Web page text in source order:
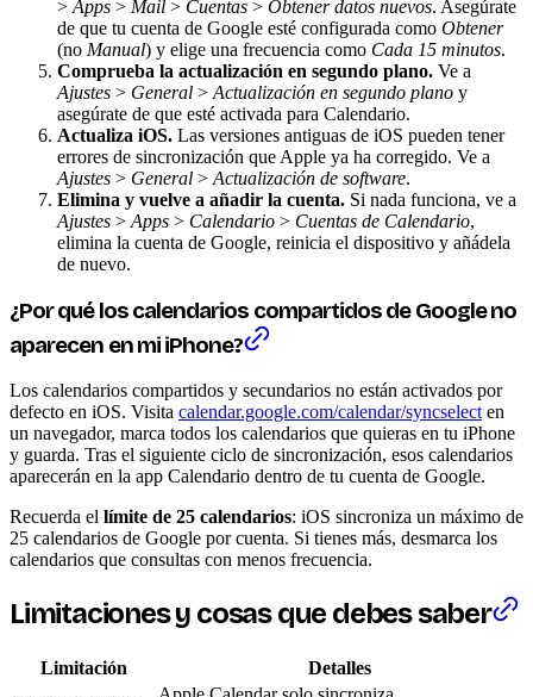
> Apps > Mail > Cuentas > Obtener datos nuevos. Asegúrate
de que tu cuenta de Google esté configurada como Obtener
(no Manual) y elige una frecuencia como Cada 15 minutos.
Comprueba la actualización en segundo plano. Ve a
Ajustes > General > Actualización en segundo plano y
asegúrate de que esté activada para Calendario.
Actualiza iOS. Las versiones antiguas de iOS pueden tener
errores de sincronización que Apple ya ha corregido. Ve a
Ajustes > General > Actualización de software.
Elimina y vuelve a añadir la cuenta. Si nada funciona, ve a
Ajustes > Apps > Calendario > Cuentas de Calendario,
elimina la cuenta de Google, reinicia el dispositivo y añádela
de nuevo.
¿Por qué los calendarios compartidos de Google no
aparecen en mi iPhone?
Los calendarios compartidos y secundarios no están activados por
defecto en iOS. Visita calendar.google.com/calendar/syncselect en
un navegador, marca todos los calendarios que quieras en tu iPhone
y guarda. Tras el siguiente ciclo de sincronización, esos calendarios
aparecerán en la app Calendario dentro de tu cuenta de Google.
Recuerda el límite de 25 calendarios: iOS sincroniza un máximo de
25 calendarios de Google por cuenta. Si tienes más, desmarca los
calendarios que consultas con menos frecuencia.
Limitaciones y cosas que debes saber
Limitación
Detalles